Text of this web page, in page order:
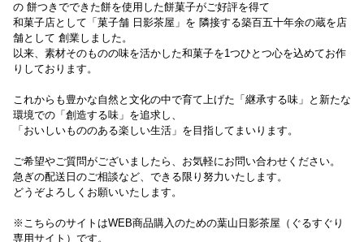
の 餅つきでできた餅を使用した餅菓子がご好評を得て
和菓子店として「菓子舗 日影茶屋」を 隣接する築百五十年余の蔵を店
舗として 創業しました。
以来、素材そのものの味を活かした和菓子を1つひとつ心を込めてお作
りしております。
これからも豊かな自然と文化の中で育て上げた「継承する味」と新たな
環境での「創造する味」を追求し、
「おいしいもののある楽しい生活」を目指してまいります。
ご希望やご質問がございましたら、お気軽にお問い合わせください。
急ぎの配送日のご相談など、できる限り努力いたします。
どうぞよろしくお願いいたします。
※こちらのサイトはWEB商品購入のための葉山日影茶屋（ぐるすぐり
専用サイト）です。